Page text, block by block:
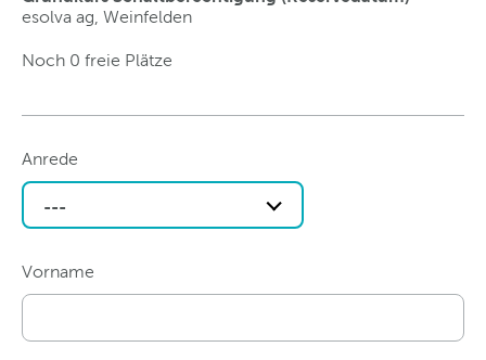
esolva ag, Weinfelden
Noch 0 freie Plätze
Anrede
---
Vorname